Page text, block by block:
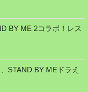
BY ME 2コラボ！レス
STAND BY MEドラえ